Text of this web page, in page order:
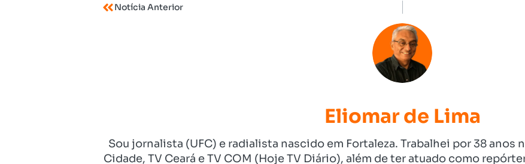
Notícia Anterior
Eliomar de Lima
Sou jornalista (UFC) e radialista nascido em Fortaleza. Trabalhei por 38 anos
Cidade, TV Ceará e TV COM (Hoje TV Diário), além de ter atuado como